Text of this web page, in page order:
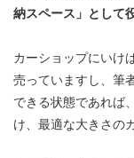
納スペース」として
カーショップにいけ
売っていますし、筆
できる状態であれば
け、最適な大きさの